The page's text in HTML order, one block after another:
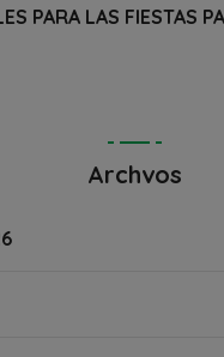
PARA LAS FIESTAS
Archvos